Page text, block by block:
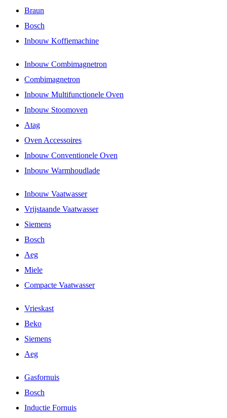
Braun
Bosch
Inbouw Koffiemachine
Inbouw Combimagnetron
Combimagnetron
Inbouw Multifunctionele Oven
Inbouw Stoomoven
Atag
Oven Accessoires
Inbouw Conventionele Oven
Inbouw Warmhoudlade
Inbouw Vaatwasser
Vrijstaande Vaatwasser
Siemens
Bosch
Aeg
Miele
Compacte Vaatwasser
Vrieskast
Beko
Siemens
Aeg
Gasfornuis
Bosch
Inductie Fornuis